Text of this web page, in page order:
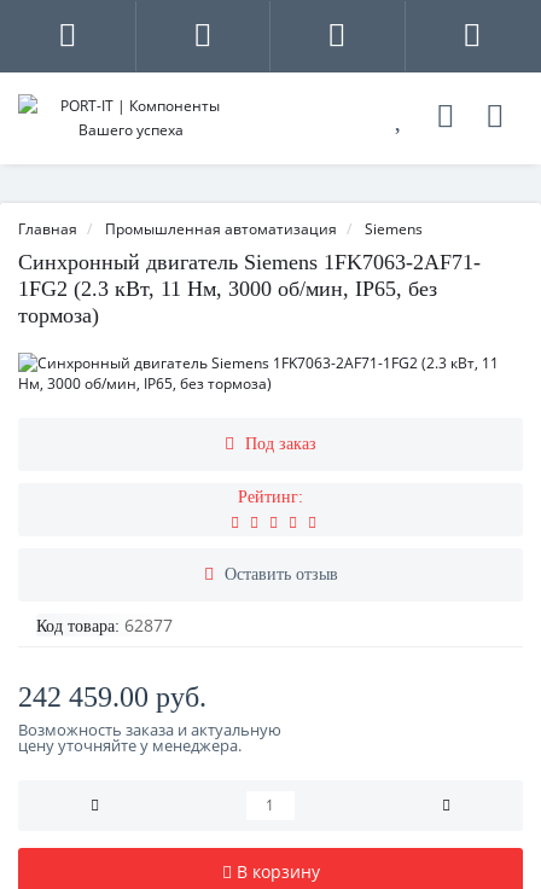
Главная Промышленная автоматизация Siemens
Синхронный двигатель Siemens 1FK7063-2AF71-
1FG2 (2.3 кВт, 11 Нм, 3000 об/мин, IP65, без
тормоза)
Под заказ
Рейтинг:
Оставить отзыв
Код товара: 62877
242 459.00 руб.
Возможность заказа и актуальную
цену уточняйте у менеджера.
В корзину